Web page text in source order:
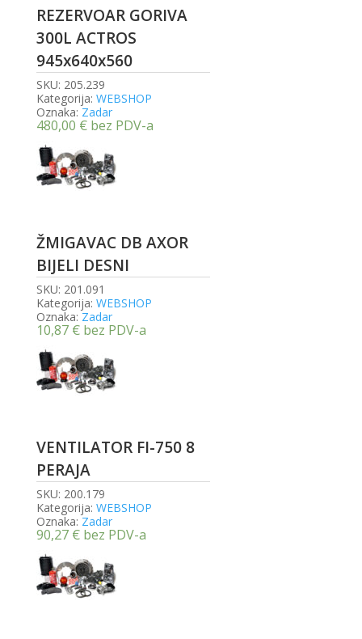
REZERVOAR GORIVA
300L ACTROS
945x640x560
SKU: 205.239
Kategorija: WEBSHOP
Oznaka: Zadar
480,00 € bez PDV-a
ŽMIGAVAC DB AXOR
BIJELI DESNI
SKU: 201.091
Kategorija: WEBSHOP
Oznaka: Zadar
10,87 € bez PDV-a
VENTILATOR FI-750 8
PERAJA
SKU: 200.179
Kategorija: WEBSHOP
Oznaka: Zadar
90,27 € bez PDV-a